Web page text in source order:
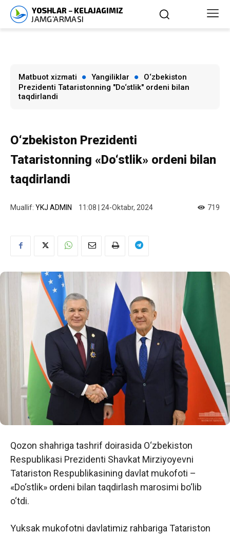
Matbuot xizmati Yangiliklar
O‘zbekiston
Prezidenti Tataristonning "Do‘stlik" ordeni bilan
taqdirlandi
O‘zbekiston Prezidenti
Tataristonning «Do‘stlik» ordeni bilan
taqdirlandi
Muallif: YKJ ADMIN 11:08 | 24-Oktabr, 2024 719
Qozon shahriga tashrif doirasida O‘zbekiston
Respublikasi Prezidenti Shavkat Mirziyoyevni
Tatariston Respublikasining davlat mukofoti –
«Do‘stlik» ordeni bilan taqdirlash marosimi bo‘lib
o‘tdi.
Yuksak mukofotni davlatimiz rahbariga Tatariston